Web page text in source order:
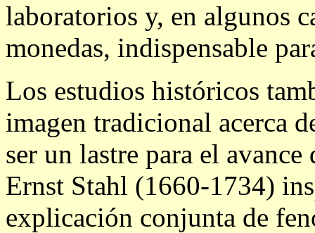
laboratorios y, en algunos
monedas, indispensable
Los estudios históricos
imagen tradicional acerca
ser un lastre para el
Ernst Stahl (1660-1734)
explicación conjunta de